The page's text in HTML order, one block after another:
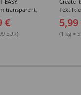
EASY
transparent,
€
EUR)
Create
Maldüse
5,99
(1 kg =